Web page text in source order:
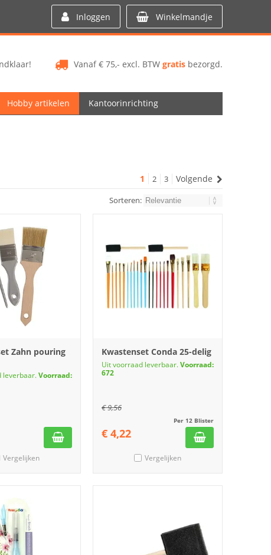
Inloggen Winkelmandje
Vanaf € 75,- excl. BTW gratis bezorgd.
Hobby artikelen Kantoorinrichting
1 2 3 Volgende
Sorteren:
Zahn pouring
leverbaar.Voorraad:
Vergelijken
Kwastenset Conda 25-delig
Uit voorraad leverbaar.Voorraad:
672
€9,56
Per 12 Blister
€ 4,22
Vergelijken